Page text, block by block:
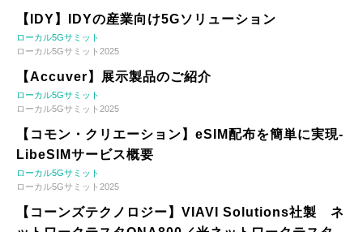
【IDY】IDYの産業向け5Gソリューション
ローカル5Gサミット
ローカル5Gサミット2025
【Accuver】展示製品のご紹介
ローカル5Gサミット
ローカル5Gサミット2025
【コモン・クリエーション】eSIM配布を簡単に実現-
LibeSIMサービス概要
ローカル5Gサミット
ローカル5Gサミット2025
【コーンズテクノロジー】VIAVI Solutions社製 ネ